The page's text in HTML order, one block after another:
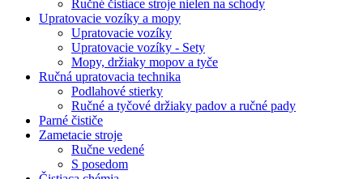
Ručné čistiace stroje nielen na schody
Upratovacie vozíky a mopy
Upratovacie vozíky
Upratovacie vozíky - Sety
Mopy, držiaky mopov a tyče
Ručná upratovacia technika
Podlahové stierky
Ručné a tyčové držiaky padov a ručné pady
Parné čističe
Zametacie stroje
Ručne vedené
S posedom